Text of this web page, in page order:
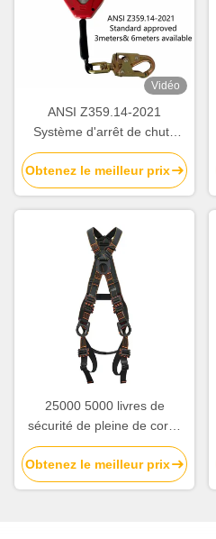
Vidéo
ANSI Z359.14-2021
Système d'arrêt de chute
rétractable certifié avec une
résistance statique de 16KN
et une longueur de 3 à 6
mètres pour le système
d'arrêt de chute
Obtenez le meilleur prix
25000 5000 livres de
sécurité de pleine de corps
de ceinture de harnais
protection de sécurité avec
l'ajustement de 4 points
Obtenez le meilleur prix